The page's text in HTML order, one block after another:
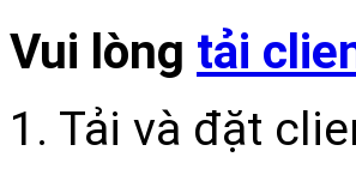
Vui lòng tải
1. Tải và đặt